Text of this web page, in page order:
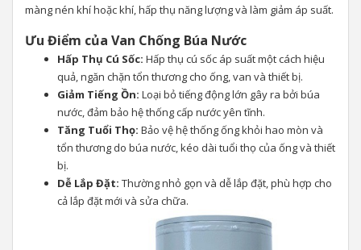
màng nén khí hoặc khí, hấp thụ năng lượng và làm giảm áp suất.
Ưu Điểm của Van Chống Búa Nước
Hấp Thụ Cú Sốc: Hấp thụ cú sốc áp suất một cách hiệu
quả, ngăn chặn tổn thương cho ống, van và thiết bị.
Giảm Tiếng Ồn: Loại bỏ tiếng động lớn gây ra bởi búa
nước, đảm bảo hệ thống cấp nước yên tĩnh.
Tăng Tuổi Thọ: Bảo vệ hệ thống ống khỏi hao mòn và
tổn thương do búa nước, kéo dài tuổi thọ của ống và thiết
bị.
Dễ Lắp Đặt: Thường nhỏ gọn và dễ lắp đặt, phù hợp cho
cả lắp đặt mới và sửa chữa.